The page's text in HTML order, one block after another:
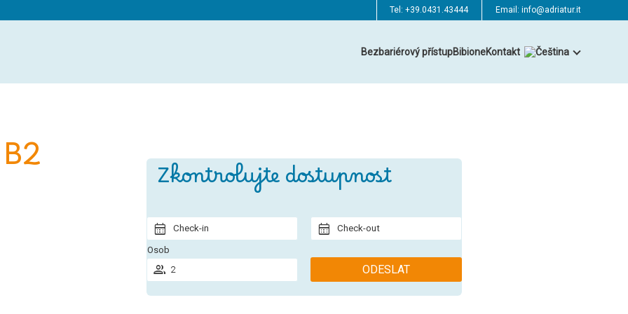
Tel:+39.0431.43444 Email: info@adriatur.it
Bezbariérový přístupBibioneKontakt
Zkontrolujte dostupnost
Check-in Check-out
Osob
ODESLAT